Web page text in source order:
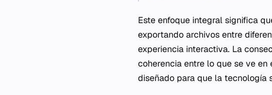
Este enfoque integral significa
exportando archivos entre
experiencia interactiva. La
coherencia entre lo que se ve
diseñado para que la tecnología